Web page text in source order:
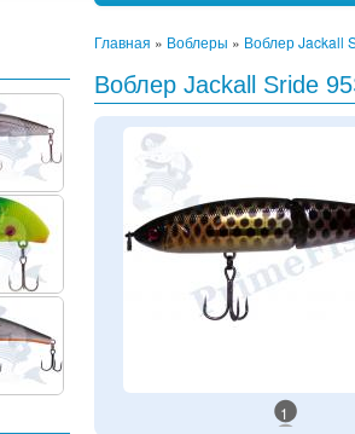
Главная » Воблеры » Воблер Jackall
Воблер Jackall Sride
1